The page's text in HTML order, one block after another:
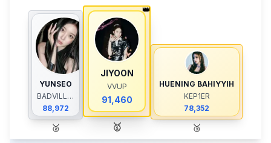
YUNSEO
BADVILLAIN
88,972
🥈
👑
JIYOON
VVUP
91,460
🥇
HUENING BAHIYYIH
KEP1ER
78,352
🥉